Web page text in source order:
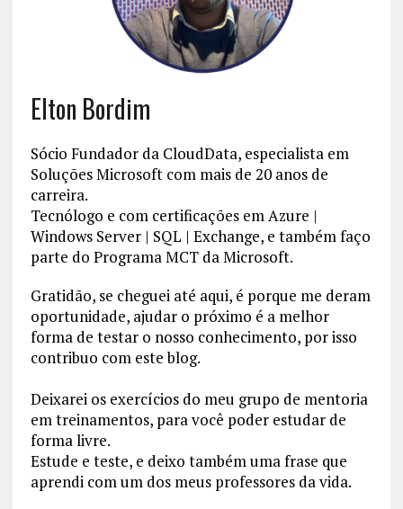
Elton Bordim
Sócio Fundador da CloudData, especialista em
Soluções Microsoft com mais de 20 anos de
carreira.
Tecnólogo e com certificações em Azure |
Windows Server | SQL | Exchange, e também faço
parte do Programa MCT da Microsoft.
Gratidão, se cheguei até aqui, é porque me deram
oportunidade, ajudar o próximo é a melhor
forma de testar o nosso conhecimento, por isso
contribuo com este blog.
Deixarei os exercícios do meu grupo de mentoria
em treinamentos, para você poder estudar de
forma livre.
Estude e teste, e deixo também uma frase que
aprendi com um dos meus professores da vida.